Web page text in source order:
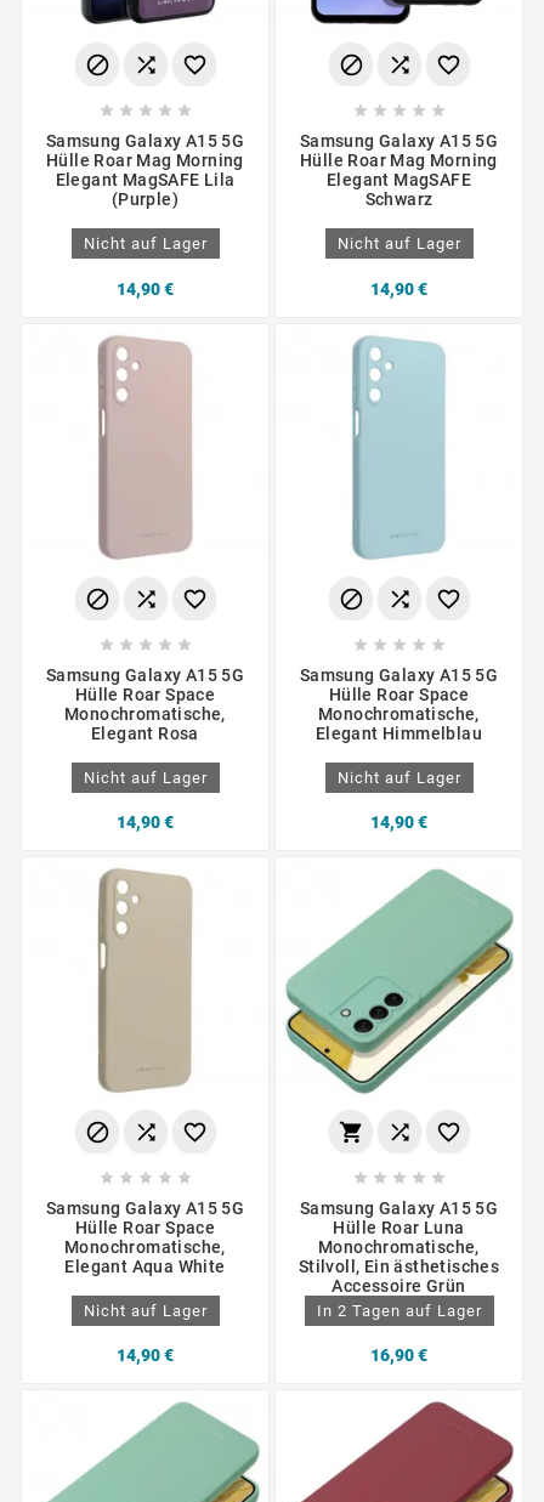
  
    
Samsung Galaxy A15 5G
Hülle Roar Mag Morning
Elegant MagSAFE Lila
(Purple)
Nicht auf Lager
14,90 €
  
    
Samsung Galaxy A15 5G
Hülle Roar Mag Morning
Elegant MagSAFE
Schwarz
Nicht auf Lager
14,90 €
  
    
Samsung Galaxy A15 5G
Hülle Roar Space
Monochromatische,
Elegant Rosa
Nicht auf Lager
14,90 €
  
    
Samsung Galaxy A15 5G
Hülle Roar Space
Monochromatische,
Elegant Himmelblau
Nicht auf Lager
14,90 €
  
    
Samsung Galaxy A15 5G
Hülle Roar Space
Monochromatische,
Elegant Aqua White
Nicht auf Lager
14,90 €
  
    
Samsung Galaxy A15 5G
Hülle Roar Luna
Monochromatische,
Stilvoll, Ein ästhetisches
Accessoire Grün
In 2 Tagen auf Lager
16,90 €